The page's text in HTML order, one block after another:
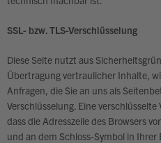
SSL- bzw. TLS-Verschlüsselung
Diese Seite nutzt aus
Übertragung vertraulicher Inhalte,
Anfragen, die Sie an uns als
Verschlüsselung. Eine
dass die Adresszeile des Browsers
und an dem Schloss-Symbol in Ihrer